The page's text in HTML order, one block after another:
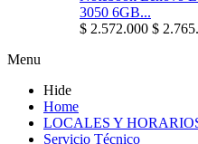
3050 6GB...
$ 2.572.000 $
Menu
Hide
Home
LOCALES Y
Servicio Técnico